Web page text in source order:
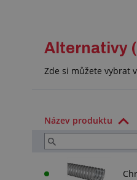
Alternativy
Zde si můžete vybrat
Název produktu